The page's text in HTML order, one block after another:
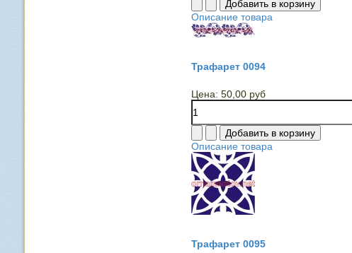
Описание товара
Трафарет 0094
Цена: 50,00 руб
Описание товара
Трафарет 0095